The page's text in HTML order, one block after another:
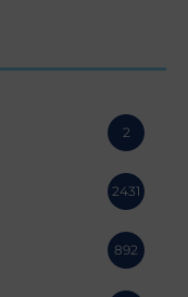
2
2431
892